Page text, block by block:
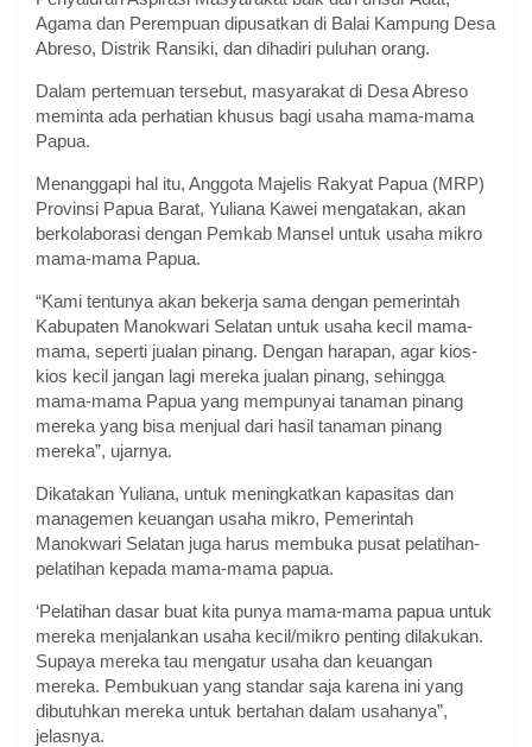
Agama dan Perempuan dipusatkan di Balai Kampung Desa
Abreso, Distrik Ransiki, dan dihadiri puluhan orang.
Dalam pertemuan tersebut, masyarakat di Desa Abreso
meminta ada perhatian khusus bagi usaha mama-mama
Papua.
Menanggapi hal itu, Anggota Majelis Rakyat Papua (MRP)
Provinsi Papua Barat, Yuliana Kawei mengatakan, akan
berkolaborasi dengan Pemkab Mansel untuk usaha mikro
mama-mama Papua.
“Kami tentunya akan bekerja sama dengan pemerintah
Kabupaten Manokwari Selatan untuk usaha kecil mama-
mama, seperti jualan pinang. Dengan harapan, agar kios-
kios kecil jangan lagi mereka jualan pinang, sehingga
mama-mama Papua yang mempunyai tanaman pinang
mereka yang bisa menjual dari hasil tanaman pinang
mereka”, ujarnya.
Dikatakan Yuliana, untuk meningkatkan kapasitas dan
managemen keuangan usaha mikro, Pemerintah
Manokwari Selatan juga harus membuka pusat pelatihan-
pelatihan kepada mama-mama papua.
‘Pelatihan dasar buat kita punya mama-mama papua untuk
mereka menjalankan usaha kecil/mikro penting dilakukan.
Supaya mereka tau mengatur usaha dan keuangan
mereka. Pembukuan yang standar saja karena ini yang
dibutuhkan mereka untuk bertahan dalam usahanya”,
jelasnya.